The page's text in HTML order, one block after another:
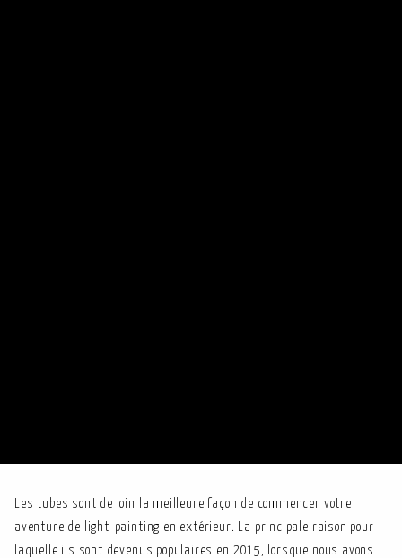
Les tubes sont de loin la meilleure façon de commencer votre
aventure de light-painting en extérieur. La principale raison pour
laquelle ils sont devenus populaires en 2015, lorsque nous avons